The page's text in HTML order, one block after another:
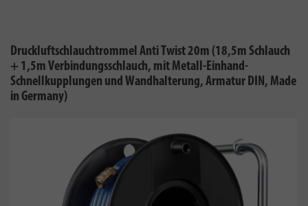
Druckluftschlauchtrommel Anti Twist 20m (18,5m Schlauch
+ 1,5m Verbindungsschlauch, mit Metall-Einhand-
Schnellkupplungen und Wandhalterung, Armatur DIN, Made
in Germany)